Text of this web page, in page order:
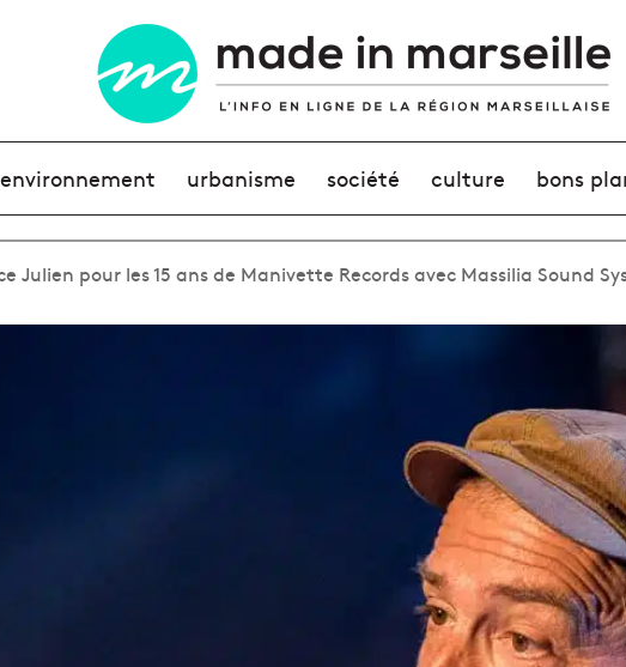
environnement urbanisme société culture bons
Julien pour les 15 ans de Manivette Records avec Massilia Sound